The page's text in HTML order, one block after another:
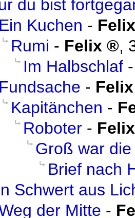
du bist
Ein Kuchen - Felix
Rumi - Felix ,
Im Halbschlaf
Fundsache - Felix
Kapitänchen -
Roboter - Felix
Groß war
Brief nach
Schwert aus
der Mitte -